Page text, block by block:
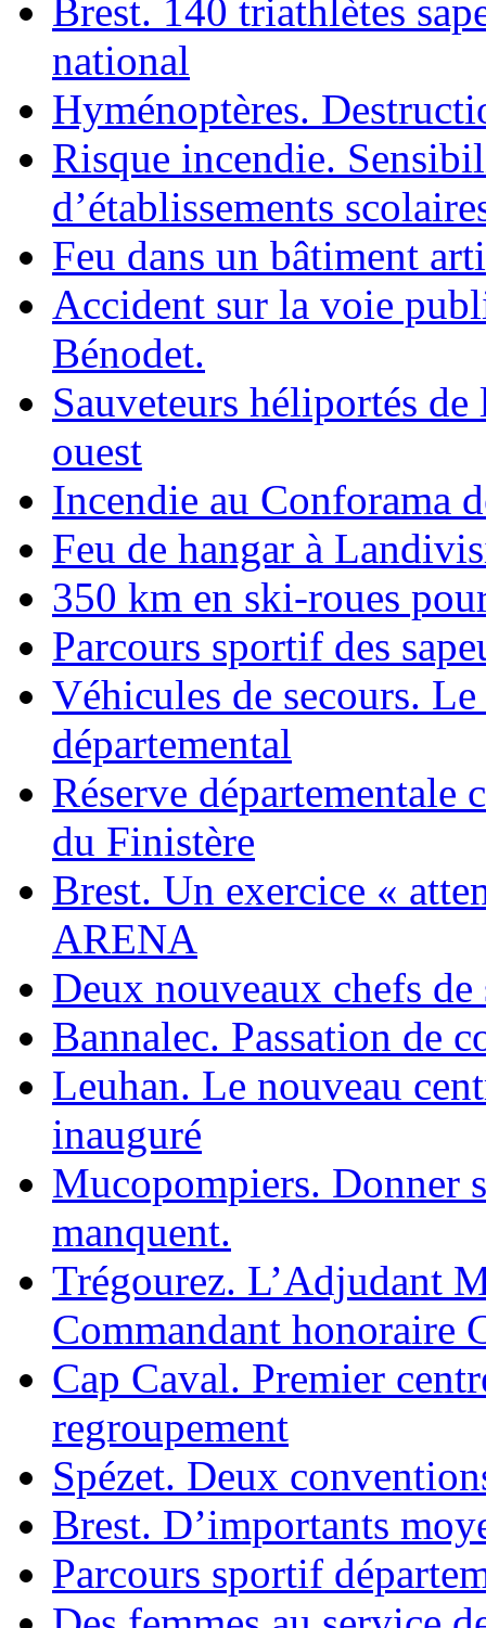
Brest. 140 triathlètes
national
Hyménoptères.
Risque incendie.
d’établissements
Feu dans un bâtiment
Accident sur la voie
Bénodet.
Sauveteurs héliportés de
ouest
Incendie au Conforama
Feu de hangar à
350 km en ski-roues
Parcours sportif des
Véhicules de secours.
départemental
Réserve départementale
du Finistère
Brest. Un exercice «
ARENA
Deux nouveaux chefs
Bannalec. Passation de
Leuhan. Le nouveau
inauguré
Mucopompiers. Donner
manquent.
Trégourez. L’Adjudant
Commandant honoraire
Cap Caval. Premier
regroupement
Spézet. Deux
Brest. D’importants
Parcours sportif